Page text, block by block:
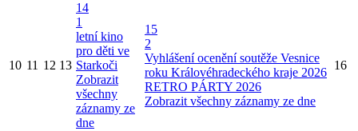
10 11 12 13
14
1
letní kino
pro děti ve
Starkoči
Zobrazit
všechny
záznamy ze
dne
15
2
Vyhlášení ocenění soutěže Vesnice
roku Královéhradeckého kraje 2026
RETRO PÁRTY 2026
Zobrazit všechny záznamy ze dne
16